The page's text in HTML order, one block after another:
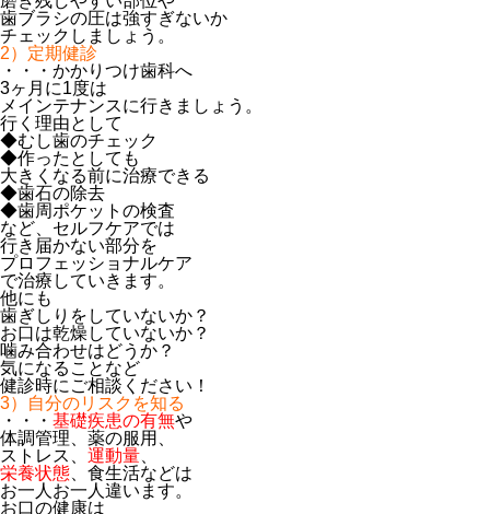
歯ブラシの圧は強すぎないか
チェックしましょう。
2）定期健診
・・・かかりつけ歯科へ
3ヶ月に1度は
メインテナンスに行きましょう。
行く理由として
◆むし歯のチェック
◆作ったとしても
大きくなる前に治療できる
◆歯石の除去
◆歯周ポケットの検査
など、セルフケアでは
行き届かない部分を
プロフェッショナルケア
で治療していきます。
他にも
歯ぎしりをしていないか？
お口は乾燥していないか？
噛み合わせはどうか？
気になることなど
健診時にご相談ください！
3）自分のリスクを知る
・・・ 基礎疾患の有無や
体調管理、薬の服用、
ストレス、 運動量
栄養状態 、食生活などは
お一人お一人違います。
お口の健康は